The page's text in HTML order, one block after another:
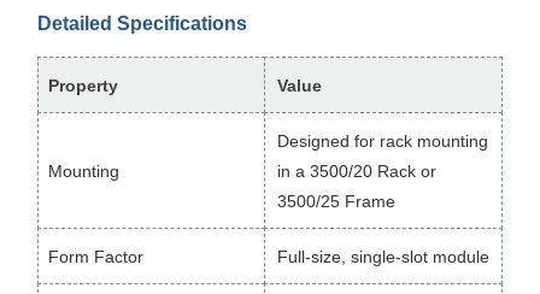
Detailed Specifications
Property Value
Mounting
Designed for rack mounting
in a 3500/20 Rack or
3500/25 Frame
Form Factor Full-size, single-slot module